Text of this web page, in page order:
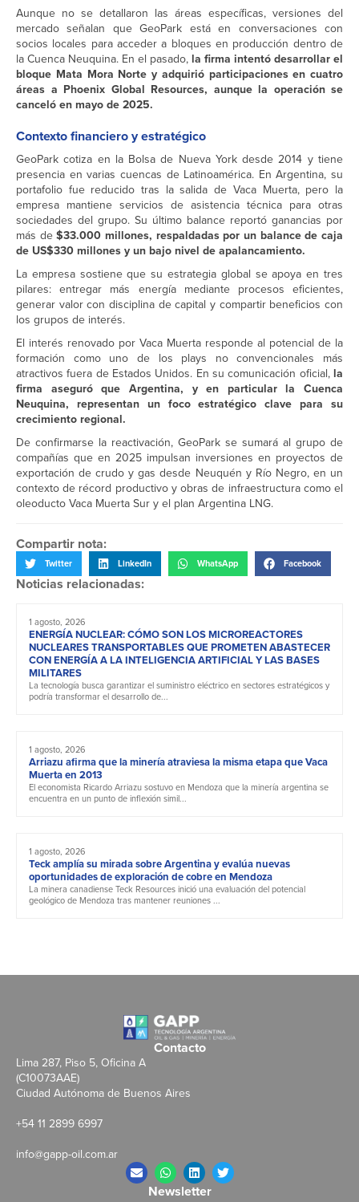
Aunque no se detallaron las áreas específicas, versiones del
mercado señalan que GeoPark está en conversaciones con
socios locales para acceder a bloques en producción dentro de
la Cuenca Neuquina. En el pasado, la firma intentó desarrollar el
bloque Mata Mora Norte y adquirió participaciones en cuatro
áreas a Phoenix Global Resources, aunque la operación se
canceló en mayo de 2025.
Contexto financiero y estratégico
GeoPark cotiza en la Bolsa de Nueva York desde 2014 y tiene
presencia en varias cuencas de Latinoamérica. En Argentina, su
portafolio fue reducido tras la salida de Vaca Muerta, pero la
empresa mantiene servicios de asistencia técnica para otras
sociedades del grupo. Su último balance reportó ganancias por
más de$33.000 millones, respaldadas por un balance de caja
de US$330 millones y un bajo nivel de apalancamiento.
La empresa sostiene que su estrategia global se apoya en tres
pilares: entregar más energía mediante procesos eficientes,
generar valor con disciplina de capital y compartir beneficios con
los grupos de interés.
El interés renovado por Vaca Muerta responde al potencial de la
formación como uno de los plays no convencionales más
atractivos fuera de Estados Unidos. En su comunicación oficial, la
firma aseguró que Argentina, y en particular la Cuenca
Neuquina, representan un foco estratégico clave para su
crecimiento regional.
De confirmarse la reactivación, GeoPark se sumará al grupo de
compañías que en 2025 impulsan inversiones en proyectos de
exportación de crudo y gas desde Neuquén y Río Negro, en un
contexto de récord productivo y obras de infraestructura como el
oleoducto Vaca Muerta Sur y el plan Argentina LNG.
Compartir nota:
Twitter LinkedIn WhatsApp Facebook
Noticias relacionadas:
1 agosto, 2026
ENERGÍA NUCLEAR: CÓMO SON LOS MICROREACTORES
NUCLEARES TRANSPORTABLES QUE PROMETEN ABASTECER
CON ENERGÍA A LA INTELIGENCIA ARTIFICIAL Y LAS BASES
MILITARES
La tecnología busca garantizar el suministro eléctrico en sectores estratégicos y
podría transformar el desarrollo de...
1 agosto, 2026
Arriazu afirma que la minería atraviesa la misma etapa que Vaca
Muerta en 2013
El economista Ricardo Arriazu sostuvo en Mendoza que la minería argentina se
encuentra en un punto de inflexión simil...
1 agosto, 2026
Teck amplía su mirada sobre Argentina y evalúa nuevas
oportunidades de exploración de cobre en Mendoza
La minera canadiense Teck Resources inició una evaluación del potencial
geológico de Mendoza tras mantener reuniones ...
Contacto
Lima 287, Piso 5, Oficina A
(C10073AAE)
Ciudad Autónoma de Buenos Aires
+54 11 2899 6997
info@gapp-oil.com.ar
Newsletter